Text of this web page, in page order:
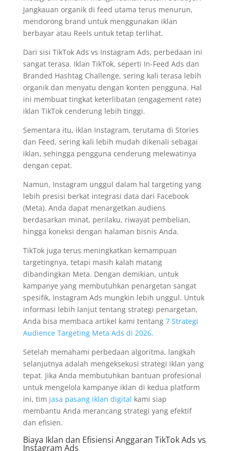
Jangkauan organik di feed utama terus menurun,
mendorong brand untuk menggunakan iklan
berbayar atau Reels untuk tetap terlihat.
Dari sisi TikTok Ads vs Instagram Ads, perbedaan ini
sangat terasa. Iklan TikTok, seperti In-Feed Ads dan
Branded Hashtag Challenge, sering kali terasa lebih
organik dan menyatu dengan konten pengguna. Hal
ini membuat tingkat keterlibatan (engagement rate)
iklan TikTok cenderung lebih tinggi.
Sementara itu, iklan Instagram, terutama di Stories
dan Feed, sering kali lebih mudah dikenali sebagai
iklan, sehingga pengguna cenderung melewatinya
dengan cepat.
Namun, Instagram unggul dalam hal targeting yang
lebih presisi berkat integrasi data dari Facebook
(Meta). Anda dapat menargetkan audiens
berdasarkan minat, perilaku, riwayat pembelian,
hingga koneksi dengan halaman bisnis Anda.
TikTok juga terus meningkatkan kemampuan
targetingnya, tetapi masih kalah matang
dibandingkan Meta. Dengan demikian, untuk
kampanye yang membutuhkan penargetan sangat
spesifik, Instagram Ads mungkin lebih unggul. Untuk
informasi lebih lanjut tentang strategi penargetan,
Anda bisa membaca artikel kami tentang 7 Strategi
Audience Targeting Meta Ads di 2026.
Setelah memahami perbedaan algoritma, langkah
selanjutnya adalah mengeksekusi strategi iklan yang
tepat. Jika Anda membutuhkan bantuan profesional
untuk mengelola kampanye iklan di kedua platform
ini, tim jasa pasang iklan digital kami siap
membantu Anda merancang strategi yang efektif
dan efisien.
Biaya Iklan dan Efisiensi Anggaran TikTok Ads vs
Instagram Ads